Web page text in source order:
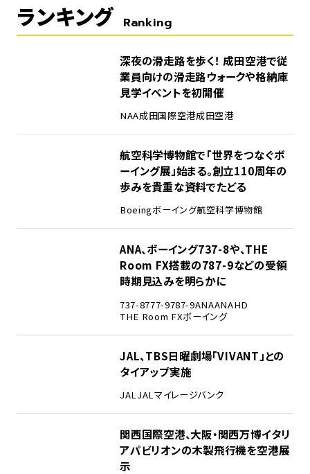
ランキング Ranking
深夜の滑走路を歩く！ 成田空港で従
業員向けの滑走路ウォークや格納庫
見学イベントを初開催
NAA成田国際空港成田空港
航空科学博物館で「世界をつなぐボ
ーイング展」始まる。創立110周年の
歩みを貴重な資料でたどる
Boeingボーイング航空科学博物館
ANA、ボーイング737-8や、THE
Room FX搭載の787-9などの受領
時期見込みを明らかに
737-8777-9787-9ANAANAHD
THE Room FXボーイング
JAL、TBS日曜劇場「VIVANT」との
タイアップ実施
JALJALマイレージバンク
関西国際空港、大阪・関西万博イタリ
アパビリオンの木製飛行機を空港展
示